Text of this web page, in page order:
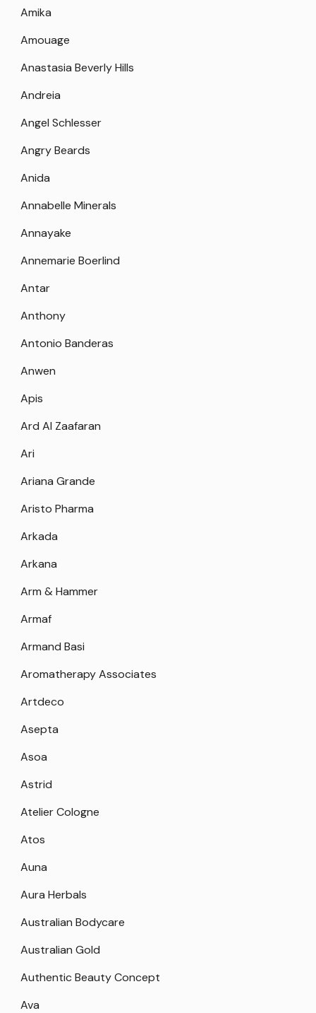
Amika
Amouage
Anastasia Beverly Hills
Andreia
Angel Schlesser
Angry Beards
Anida
Annabelle Minerals
Annayake
Annemarie Boerlind
Antar
Anthony
Antonio Banderas
Anwen
Apis
Ard Al Zaafaran
Ari
Ariana Grande
Aristo Pharma
Arkada
Arkana
Arm & Hammer
Armaf
Armand Basi
Aromatherapy Associates
Artdeco
Asepta
Asoa
Astrid
Atelier Cologne
Atos
Auna
Aura Herbals
Australian Bodycare
Australian Gold
Authentic Beauty Concept
Ava